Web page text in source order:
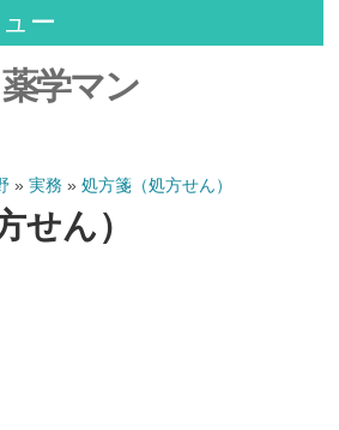
ー
薬学マン
»実務 »処方箋（処方せん）
せん）